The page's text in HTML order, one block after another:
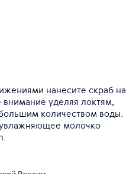
нанесите скраб на
уделяя локтям,
количеством воды.
молочко